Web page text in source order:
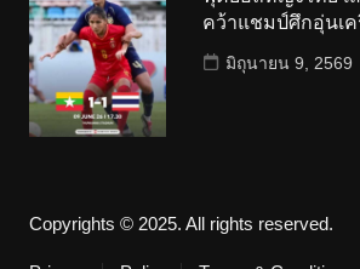
คว้าแชมป์ศึกอุ่นเค
มิถุนายน 9, 2569
Copyrights © 2025. All rights reserved.